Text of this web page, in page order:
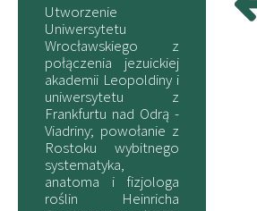
Utworzenie
Uniwersytetu
Wrocławskiego z
połączenia jezuickiej
akademii Leopoldiny i
uniwersytetu z
Frankfurtu nad Odrą -
Viadriny; powołanie z
Rostoku wybitnego
systematyka,
anatoma i fizjologa
roślin Heinricha